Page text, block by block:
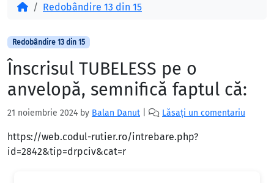
AcasăRedobândire 13 din 15
Redobândire 13 din 15
Înscrisul TUBELESS pe o
anvelopă, semnifică faptul că:
21 noiembrie 2024 by Balan Danut Lăsați un comentariu
https://web.codul-rutier.ro/intrebare.php?
id=2842&tip=drpciv&cat=r